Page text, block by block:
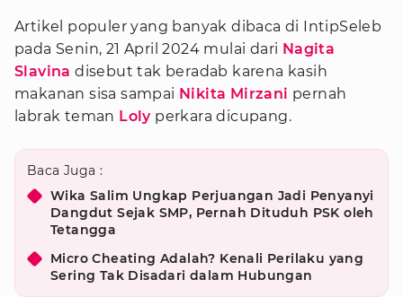
Artikel populer yang banyak dibaca di IntipSeleb
pada Senin, 21 April 2024 mulai dari Nagita
Slavina disebut tak beradab karena kasih
makanan sisa sampai Nikita Mirzani pernah
labrak teman Lolyperkara dicupang.
Baca Juga :
Wika Salim Ungkap Perjuangan Jadi Penyanyi
Dangdut Sejak SMP, Pernah Dituduh PSK oleh
Tetangga
Micro Cheating Adalah? Kenali Perilaku yang
Sering Tak Disadari dalam Hubungan